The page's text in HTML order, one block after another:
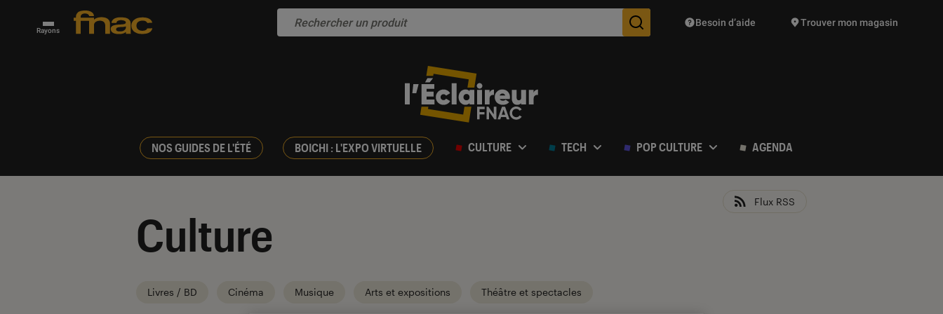
Rayons Des suggestions de produits vont vous être proposées
Besoin d’aide Trouver mon magasin
NOS GUIDES DE L'ÉTÉ BOICHI : L'EXPO VIRTUELLE CULTURE TECH POP CULTURE AGENDA
Culture
Flux RSS
Livres / BD Cinéma Musique Arts et expositions Théâtre et spectacles